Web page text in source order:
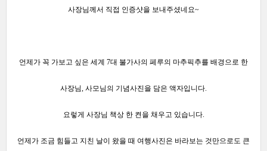
사장님께서 직접 인증샷을 보내주셨네요~
언제가 꼭 가보고 싶은 세계 7대 불가사의 페루의 마추픽추를 배경으로 한
사장님, 사모님의 기념사진을 담은 액자입니다.
요렇게 사장님 책상 한 켠을 채우고 있습니다.
언제가 조금 힘들고 지친 날이 왔을 때 여행사진은 바라보는 것만으로도 큰